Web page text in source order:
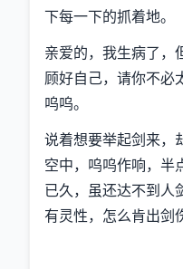
下每一下的抓着地。
亲爱的，我生病了，
顾好自己，请你不必
呜呜。
说着想要举起剑来，
空中，呜呜作响，半
已久，虽还达不到人
有灵性，怎么肯出剑